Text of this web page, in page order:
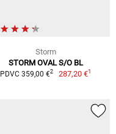
Storm
STORM OVAL S/O BL
PDVC 359,00 €2 287,20 €1